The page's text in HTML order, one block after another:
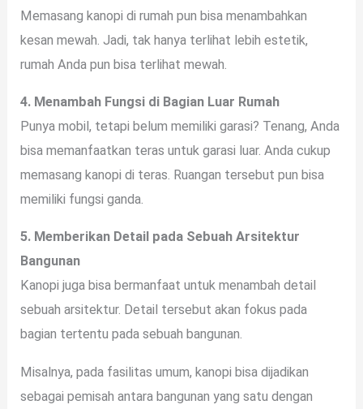
Memasang kanopi di rumah pun bisa menambahkan
kesan mewah. Jadi, tak hanya terlihat lebih estetik,
rumah Anda pun bisa terlihat mewah.
4. Menambah Fungsi di Bagian Luar Rumah
Punya mobil, tetapi belum memiliki garasi? Tenang, Anda
bisa memanfaatkan teras untuk garasi luar. Anda cukup
memasang kanopi di teras. Ruangan tersebut pun bisa
memiliki fungsi ganda.
5. Memberikan Detail pada Sebuah Arsitektur
Bangunan
Kanopi juga bisa bermanfaat untuk menambah detail
sebuah arsitektur. Detail tersebut akan fokus pada
bagian tertentu pada sebuah bangunan.
Misalnya, pada fasilitas umum, kanopi bisa dijadikan
sebagai pemisah antara bangunan yang satu dengan